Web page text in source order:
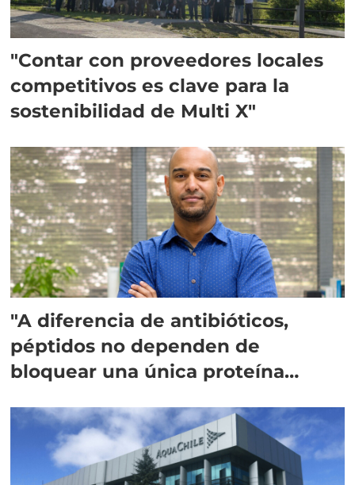
"Contar con proveedores locales
competitivos es clave para la
sostenibilidad de Multi X"
"A diferencia de antibióticos,
péptidos no dependen de
bloquear una única proteína